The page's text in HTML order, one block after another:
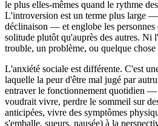
le plus elles-mêmes quand le rythme
L'introversion est un terme plus large
déclinaison — et englobe les personnes
solitude plutôt qu'auprès des autres. Ni
trouble, un problème, ou quelque chose
L'anxiété sociale est différente. C'est
laquelle la peur d'être mal jugé par
entraver le fonctionnement quotidien —
voudrait vivre, perdre le sommeil sur
anticipées, vivre des symptômes
s'emballe, sueurs, nausée) à la